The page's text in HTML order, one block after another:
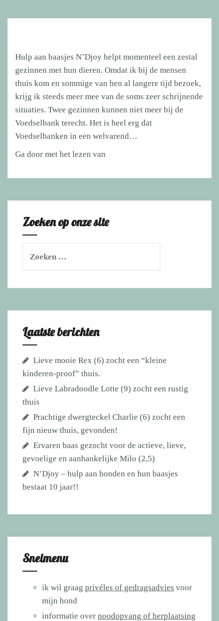
Hulp aan baasjes N’Djoy helpt momenteel een zestal
gezinnen met hun dieren. Omdat ik bij de mensen
thuis kom en sommige van hen al langere tijd bezoek,
krijg ik steeds meer mee van de soms zeer schrijnende
situaties. Twee gezinnen kunnen niet meer bij de
Voedselbank terecht. Het is heel erg dat
Voedselbanken in een welvarend…
Ga door met het lezen van
baasjes
Zoeken op onze site
naar:
Laatste berichten
Lieve mooie Rex (6) zocht een “kleine
kinderen-proof” thuis.
Lieve Labradoodle Lotte (9) zocht een rustig
thuis
Prachtige dwergteckel Charlie (6) zocht een
fijn nieuw thuis, gevonden!
Ervaren baas gezocht voor de actieve, lieve,
gevoelige en aanhankelijke Milo (2,5)
N’Djoy – hulp aan honden en hun baasjes
bestaat 10 jaar!!
Snelmenu
ik wil graag privéles of gedragsadvies voor
mijn hond
informatie over noodopvang of herplaatsing